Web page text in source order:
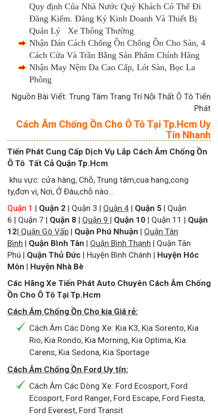
Quy định Của Nhà Nước Quý Khách Có Thể Đi
Đăng Kiểm. Đăng Ký Kinh Doanh Và Thiết Bị
Quản Lý Xe Thông Thường
Nhận Dán Cách Chống Ồn Chống Ồn Cho Sàn, 4
Cách Cửa Và Trần Bằng Sản Phẩm Chính Hãng
Nhận May Nệm Da Cao Cấp, Lót Sàn, Bọc La
Phông
Nguồn Bài Viết: Trung Tâm Trang Trí Nội Thất Ô Tô Tiến
Phát
Cách Âm Chống Ồn Cho Ô Tô Tại Tp.Hcm Uy
Tín Nhanh
Tiến Phát Cung Cấp Dịch Vụ Lắp Cách Âm Chống Ồn
Ô Tô Tất Cả Quận Tp.Hcm
khu vực: cửa hàng, Chỗ, Trung tâm,cua hang,cong
ty,đơn vị, Nơi, Ở Đâu,chỗ nào...
Quận 1 | Quận 2 | Quận 3 | Quận 4 | Quận 5 | Quận
6 | Quận 7 | Quận 8 | Quận 9 | Quận 10 | Quận 11 | Quận
12| Quận Gò Vấp | Quận Phú Nhuận | Quận Tân
Bình | Quận Bình Tân | Quận Bình Thạnh | Quận Tân
Phú | Quận Thủ Đức | Huyện Bình Chánh | Huyện Hóc
Môn | Huyện Nhà Bè
Các Hãng Xe Tiến Phát Auto Chuyên Cách Âm Chống
Ồn Cho Ô Tô Tại Tp.Hcm
Cách Âm Chống Ồn Cho kia Giá rẻ:
Cách Âm Các Dòng Xe: Kia K3, Kia Sorento, Kia
Rio, Kia Rondo, Kia Morning, Kia Optima, Kia
Carens, Kia Sedona, Kia Sportage
Cách Âm Chống Ồn Ford Uy tín:
Cách Âm Các Dòng Xe: Ford Ecosport, Ford
Ecosport, Ford Ranger, Ford Escape, Ford Fiesta,
Ford Everest, Ford Transit